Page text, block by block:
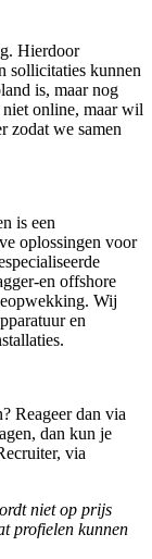
Hierdoor
sollicitaties kunnen
is, maar nog
niet online, maar wil
zodat we samen
is een
oplossingen voor
en offshore
Wij
en
Reageer dan via
dan kun je
via
niet op prijs
profielen kunnen